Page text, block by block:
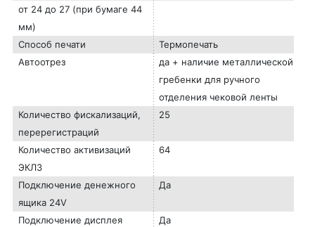
от 24 до 27 (при бумаге 44
мм)
Способ печати
Термопечать
Автоотрез
да + наличие металлической
гребенки для ручного
отделения чековой ленты
Количество фискализаций,
перерегистраций
25
Количество активизаций
ЭКЛЗ
64
Подключение денежного
ящика 24V
Да
Подключение дисплея
Да